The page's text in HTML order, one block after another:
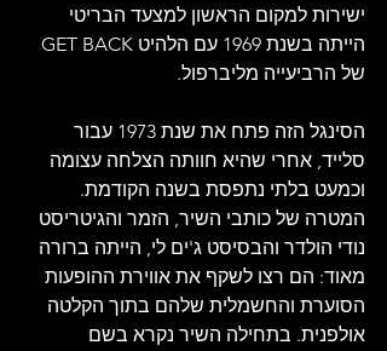
ישירות למקום הראשון למצעד הבריטי
של הרביעייה מליברפול.
הסינגל הזה פתח את שנת 1973 עבור
סלייד, אחרי שהיא חוותה הצלחה עצומה
וכמעט בלתי נתפסת בשנה הקודמת.
המטרה של כותבי השיר, הזמר והגיטריסט
נודי הולדר והבסיסט ג'ים לי, הייתה ברורה
מאוד: הם רצו לשקף את אווירת ההופעות
הסוערת והחשמלית שלהם בתוך הקלטה
אולפנית. בתחילה השיר נקרא בשם